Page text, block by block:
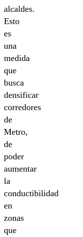
alcaldes.
Esto
es
una
medida
que
busca
densificar
corredores
de
Metro,
de
poder
aumentar
la
conductibilidad
en
zonas
que